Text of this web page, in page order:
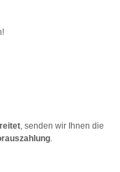
, senden wir Ihnen die